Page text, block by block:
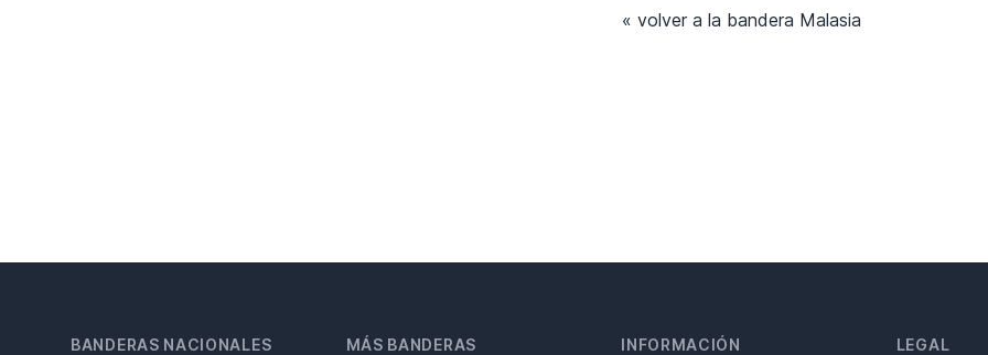
« volver a la bandera Malasia
BANDERAS NACIONALES MÁS BANDERAS INFORMACIÓN LEGAL